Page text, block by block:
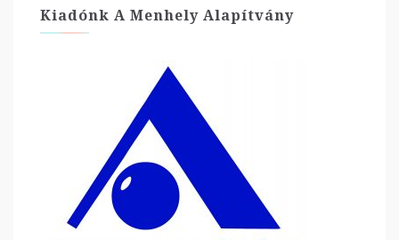
Kiadónk A Menhely Alapítvány